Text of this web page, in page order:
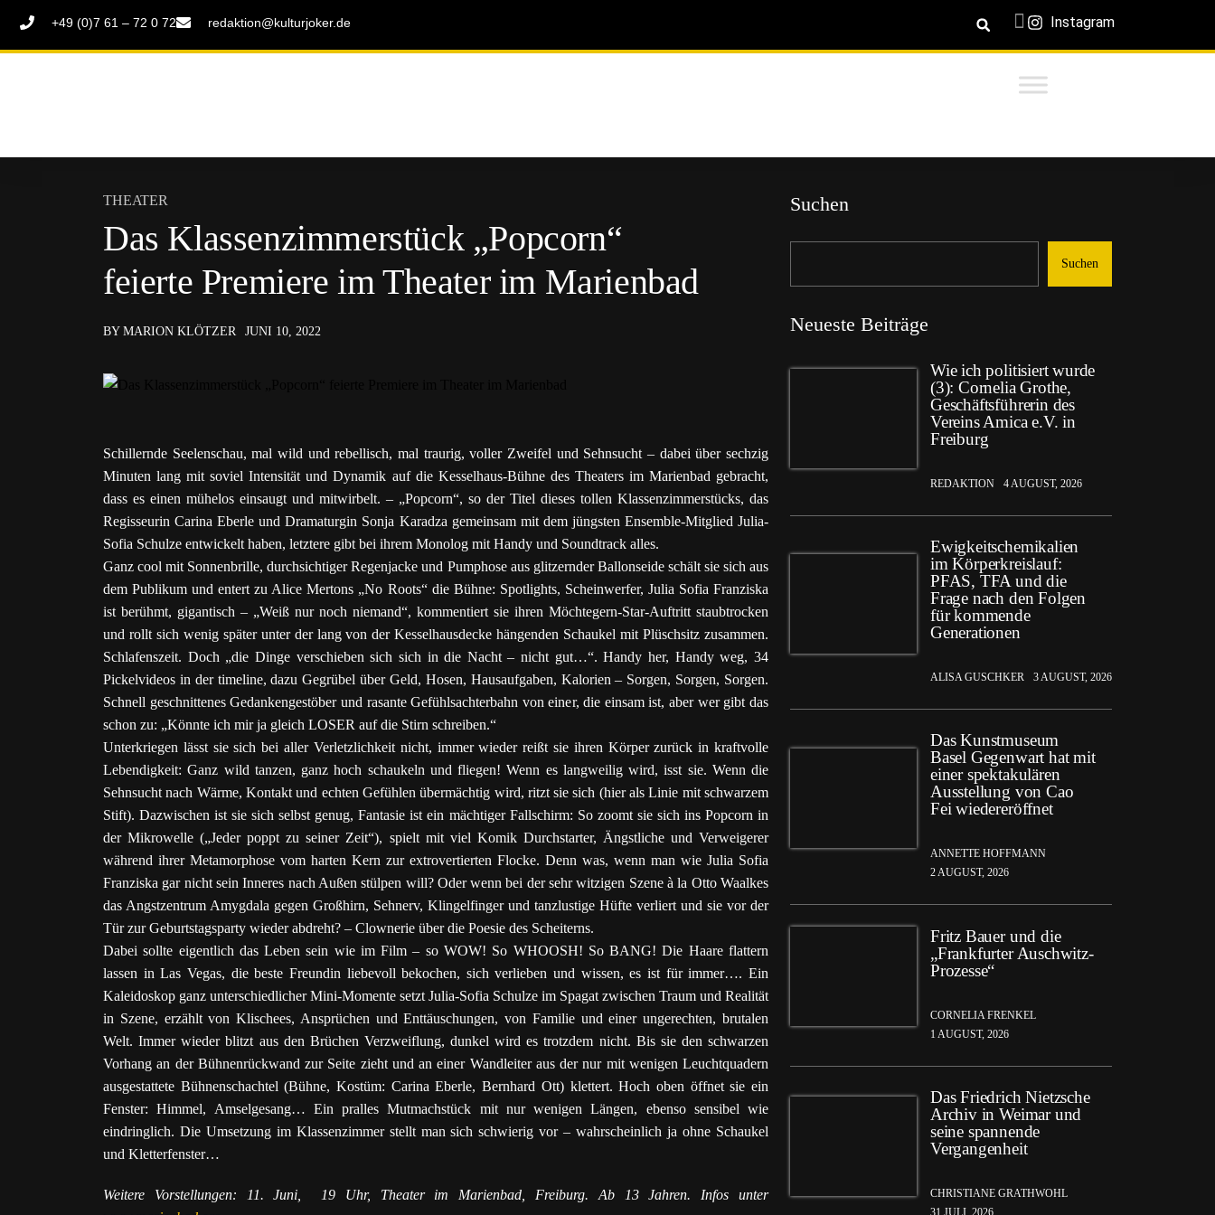
+49 (0)7 61 – 72 0 72 redaktion@kulturjoker.de Instagram
THEATER
Das Klassenzimmerstück „Popcorn“
feierte Premiere im Theater im Marienbad
BY MARION KLÖTZER JUNI 10, 2022
Schillernde Seelenschau, mal wild und rebellisch, mal traurig, voller Zweifel und Sehnsucht – dabei über sechzig
Minuten lang mit soviel Intensität und Dynamik auf die Kesselhaus-Bühne des Theaters im Marienbad gebracht,
dass es einen mühelos einsaugt und mitwirbelt. – „Popcorn“, so der Titel dieses tollen Klassenzimmerstücks, das
Regisseurin Carina Eberle und Dramaturgin Sonja Karadza gemeinsam mit dem jüngsten Ensemble-Mitglied Julia-
Sofia Schulze entwickelt haben, letztere gibt bei ihrem Monolog mit Handy und Soundtrack alles.
Ganz cool mit Sonnenbrille, durchsichtiger Regenjacke und Pumphose aus glitzernder Ballonseide schält sie sich aus
dem Publikum und entert zu Alice Mertons „No Roots“ die Bühne: Spotlights, Scheinwerfer, Julia Sofia Franziska
ist berühmt, gigantisch – „Weiß nur noch niemand“, kommentiert sie ihren Möchtegern-Star-Auftritt staubtrocken
und rollt sich wenig später unter der lang von der Kesselhausdecke hängenden Schaukel mit Plüschsitz zusammen.
Schlafenszeit. Doch „die Dinge verschieben sich sich in die Nacht – nicht gut…“. Handy her, Handy weg, 34
Pickelvideos in der timeline, dazu Gegrübel über Geld, Hosen, Hausaufgaben, Kalorien – Sorgen, Sorgen, Sorgen.
Schnell geschnittenes Gedankengestöber und rasante Gefühlsachterbahn von einer, die einsam ist, aber wer gibt das
schon zu: „Könnte ich mir ja gleich LOSER auf die Stirn schreiben.“
Unterkriegen lässt sie sich bei aller Verletzlichkeit nicht, immer wieder reißt sie ihren Körper zurück in kraftvolle
Lebendigkeit: Ganz wild tanzen, ganz hoch schaukeln und fliegen! Wenn es langweilig wird, isst sie. Wenn die
Sehnsucht nach Wärme, Kontakt und echten Gefühlen übermächtig wird, ritzt sie sich (hier als Linie mit schwarzem
Stift). Dazwischen ist sie sich selbst genug, Fantasie ist ein mächtiger Fallschirm: So zoomt sie sich ins Popcorn in
der Mikrowelle („Jeder poppt zu seiner Zeit“), spielt mit viel Komik Durchstarter, Ängstliche und Verweigerer
während ihrer Metamorphose vom harten Kern zur extrovertierten Flocke. Denn was, wenn man wie Julia Sofia
Franziska gar nicht sein Inneres nach Außen stülpen will? Oder wenn bei der sehr witzigen Szene à la Otto Waalkes
das Angstzentrum Amygdala gegen Großhirn, Sehnerv, Klingelfinger und tanzlustige Hüfte verliert und sie vor der
Tür zur Geburtstagsparty wieder abdreht? – Clownerie über die Poesie des Scheiterns.
Dabei sollte eigentlich das Leben sein wie im Film – so WOW! So WHOOSH! So BANG! Die Haare flattern
lassen in Las Vegas, die beste Freundin liebevoll bekochen, sich verlieben und wissen, es ist für immer…. Ein
Kaleidoskop ganz unterschiedlicher Mini-Momente setzt Julia-Sofia Schulze im Spagat zwischen Traum und Realität
in Szene, erzählt von Klischees, Ansprüchen und Enttäuschungen, von Familie und einer ungerechten, brutalen
Welt. Immer wieder blitzt aus den Brüchen Verzweiflung, dunkel wird es trotzdem nicht. Bis sie den schwarzen
Vorhang an der Bühnenrückwand zur Seite zieht und an einer Wandleiter aus der nur mit wenigen Leuchtquadern
ausgestattete Bühnenschachtel (Bühne, Kostüm: Carina Eberle, Bernhard Ott) klettert. Hoch oben öffnet sie ein
Fenster: Himmel, Amselgesang… Ein pralles Mutmachstück mit nur wenigen Längen, ebenso sensibel wie
eindringlich. Die Umsetzung im Klassenzimmer stellt man sich schwierig vor – wahrscheinlich ja ohne Schaukel
und Kletterfenster…
Weitere Vorstellungen: 11. Juni, 19 Uhr, Theater im Marienbad, Freiburg. Ab 13 Jahren. Infos unter
Suchen
Suchen
Neueste Beiträge
Wie ich politisiert wurde
(3): Cornelia Grothe,
Geschäftsführerin des
Vereins Amica e.V. in
Freiburg
REDAKTION 4 AUGUST, 2026
Ewigkeitschemikalien
im Körperkreislauf:
PFAS, TFA und die
Frage nach den Folgen
für kommende
Generationen
ALISA GUSCHKER 3 AUGUST, 2026
Das Kunstmuseum
Basel Gegenwart hat mit
einer spektakulären
Ausstellung von Cao
Fei wiedereröffnet
ANNETTE HOFFMANN
2 AUGUST, 2026
Fritz Bauer und die
„Frankfurter Auschwitz-
Prozesse“
CORNELIA FRENKEL
1 AUGUST, 2026
Das Friedrich Nietzsche
Archiv in Weimar und
seine spannende
Vergangenheit
CHRISTIANE GRATHWOHL
31 JULI, 2026